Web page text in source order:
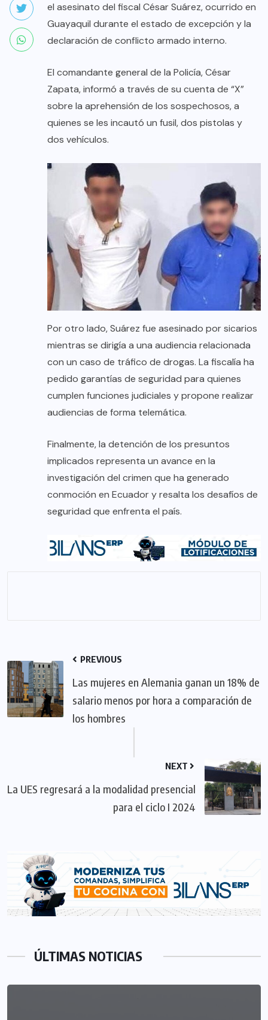
el asesinato del fiscal César Suárez, ocurrido en
Guayaquil durante el estado de excepción y la
declaración de conflicto armado interno.
El comandante general de la Policía, César
Zapata, informó a través de su cuenta de “X”
sobre la aprehensión de los sospechosos, a
quienes se les incautó un fusil, dos pistolas y
dos vehículos.
Por otro lado, Suárez fue asesinado por sicarios
mientras se dirigía a una audiencia relacionada
con un caso de tráfico de drogas. La fiscalía ha
pedido garantías de seguridad para quienes
cumplen funciones judiciales y propone realizar
audiencias de forma telemática.
Finalmente, la detención de los presuntos
implicados representa un avance en la
investigación del crimen que ha generado
conmoción en Ecuador y resalta los desafíos de
seguridad que enfrenta el país.
PREVIOUS
Las mujeres en Alemania ganan un 18% de
salario menos por hora a comparación de
los hombres
NEXT
La UES regresará a la modalidad presencial
para el ciclo I 2024
ÚLTIMAS NOTICIAS